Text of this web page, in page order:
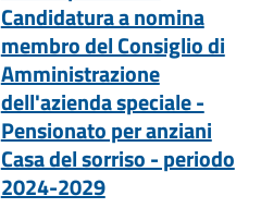
Candidatura a nomina
membro del Consiglio di
Amministrazione
dell'azienda speciale -
Pensionato per anziani
Casa del sorriso - periodo
2024-2029